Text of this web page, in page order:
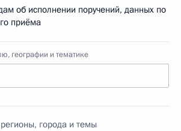
об исполнении поручений, данных по
приёма
географии и тематике
города и темы